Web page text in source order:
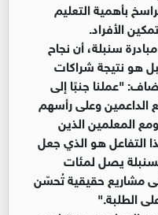
بأهمية التعليم
الأفراد.
سنبلة، أن نجاح
هو نتيجة شراكات
"عملنا جنبًا إلى
الداعمين وعلى رأسهم
المعلمين الذين
التفاعل هو الذي جعل
يصل لمئات
مشاريع حقيقية تُحسّن
الطلبة."